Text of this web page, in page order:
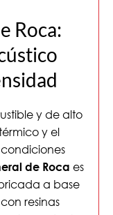
Roca:
y de alto
y el
de Roca es
a base
resinas